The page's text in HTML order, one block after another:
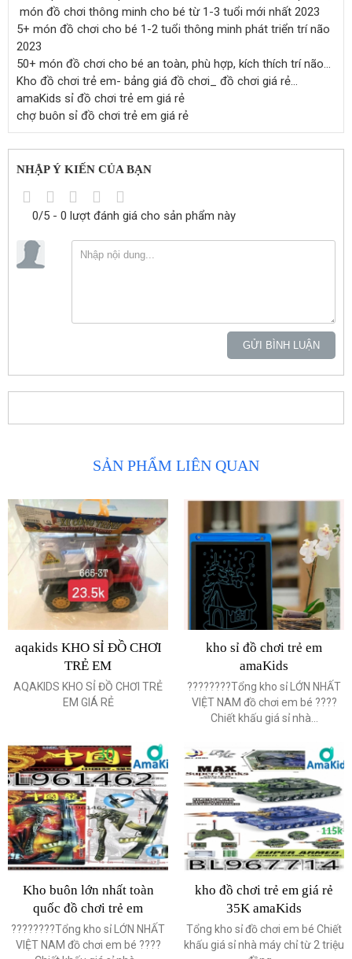
món đồ chơi thông minh cho bé từ 1-3 tuổi mới nhất 2023
5+ món đồ chơi cho bé 1-2 tuổi thông minh phát triển trí não
2023
50+ món đồ chơi cho bé an toàn, phù hợp, kích thích trí não…
Kho đồ chơi trẻ em- bảng giá đồ chơi_ đồ chơi giá rẻ…
amaKids sỉ đồ chơi trẻ em giá rẻ
chợ buôn sỉ đồ chơi trẻ em giá rẻ
NHẬP Ý KIẾN CỦA BẠN
0/5 - 0 lượt đánh giá cho sản phẩm này
GỬI BÌNH LUẬN
SẢN PHẨM LIÊN QUAN
aqakids KHO SỈ ĐỒ CHƠI
TRẺ EM
AQAKIDS KHO SỈ ĐỒ CHƠI TRẺ
EM GIÁ RẺ
kho sỉ đồ chơi trẻ em
amaKids
????????Tổng kho sỉ LỚN NHẤT
VIỆT NAM đồ chơi em bé ????
Chiết khấu giá sỉ nhà...
Kho buôn lớn nhất toàn
quốc đồ chơi trẻ em
????????Tổng kho sỉ LỚN NHẤT
VIỆT NAM đồ chơi em bé ????
kho đồ chơi trẻ em giá rẻ
35K amaKids
Tổng kho sỉ đồ chơi em bé Chiết
khấu giá sỉ nhà máy chỉ từ 2 triệu